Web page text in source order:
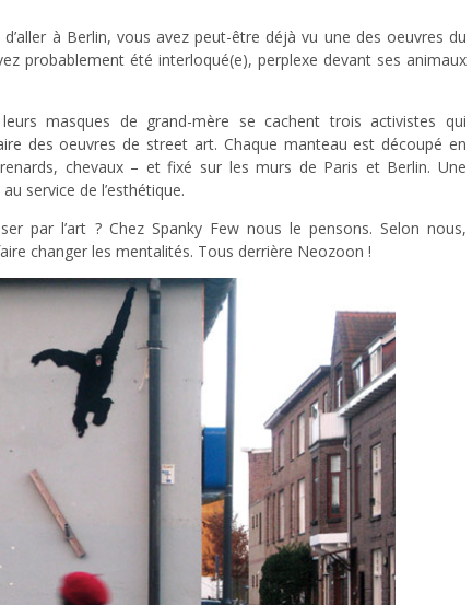
à Berlin, vous avez peut-être déjà vu une des oeuvres du
probablement été interloqué(e), perplexe devant ses animaux
masques de grand-mère se cachent trois activistes qui
des oeuvres de street art. Chaque manteau est découpé en
chevaux – et fixé sur les murs de Paris et Berlin. Une
service de l’esthétique.
par l’art ? Chez Spanky Few nous le pensons. Selon nous,
changer les mentalités. Tous derrière Neozoon !